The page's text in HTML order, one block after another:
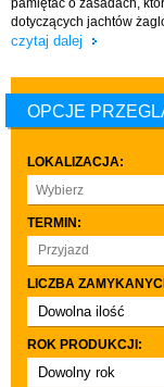
pamiętać o zasadach,
dotyczących jachtów
czytaj dalej
OPCJE
LOKALIZACJA:
Wybierz
TERMIN:
LICZBA
Dowolna ilość
co najmniej 1
co najmniej 2
ROK PRODUKCJI:
Dowolny rok